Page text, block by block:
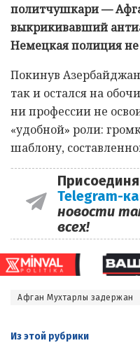
политчушкари —
выкрикивавший
Немецкая полиция
Покинув
так и остался на
ни профессии не
«удобной» роли:
шаблону,
Telegram-
новости
всех!
Афган Мухтарлы задержан
Из этой рубрики